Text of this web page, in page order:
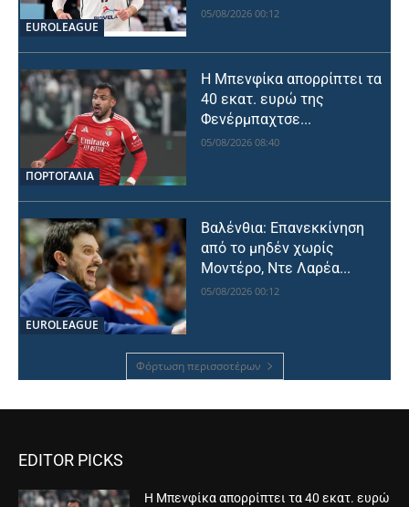
EUROLEAGUE
05/08/2026 00:12
ΠΟΡΤΟΓΑΛΙΑ
Η Μπενφίκα απορρίπτει τα
40 εκατ. ευρώ της
Φενέρμπαχτσε...
05/08/2026 08:40
EUROLEAGUE
Βαλένθια: Επανεκκίνηση
από το μηδέν χωρίς
Μοντέρο, Ντε Λαρέα...
05/08/2026 00:12
Φόρτωση περισσοτέρων
EDITOR PICKS
Η Μπενφίκα απορρίπτει τα 40 εκατ. ευρώ